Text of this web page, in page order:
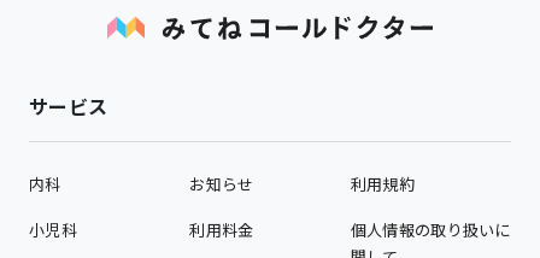
サービス
内科
小児科
お知らせ
利用料金
利用規約
個人情報の取り扱いに